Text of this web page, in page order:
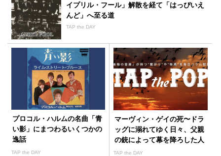
イプリル・フール」解散を経て「はっぴいえ
んど」へ至る道
TAP the DAY
プロコル・ハルムの名曲「青
い影」にまつわるいくつかの
逸話
TAP the DAY
マーヴィン・ゲイの死〜ドラ
ッグに溺れてゆく日々、父親
の銃によって幕を降ろした人
生
TAP the DAY